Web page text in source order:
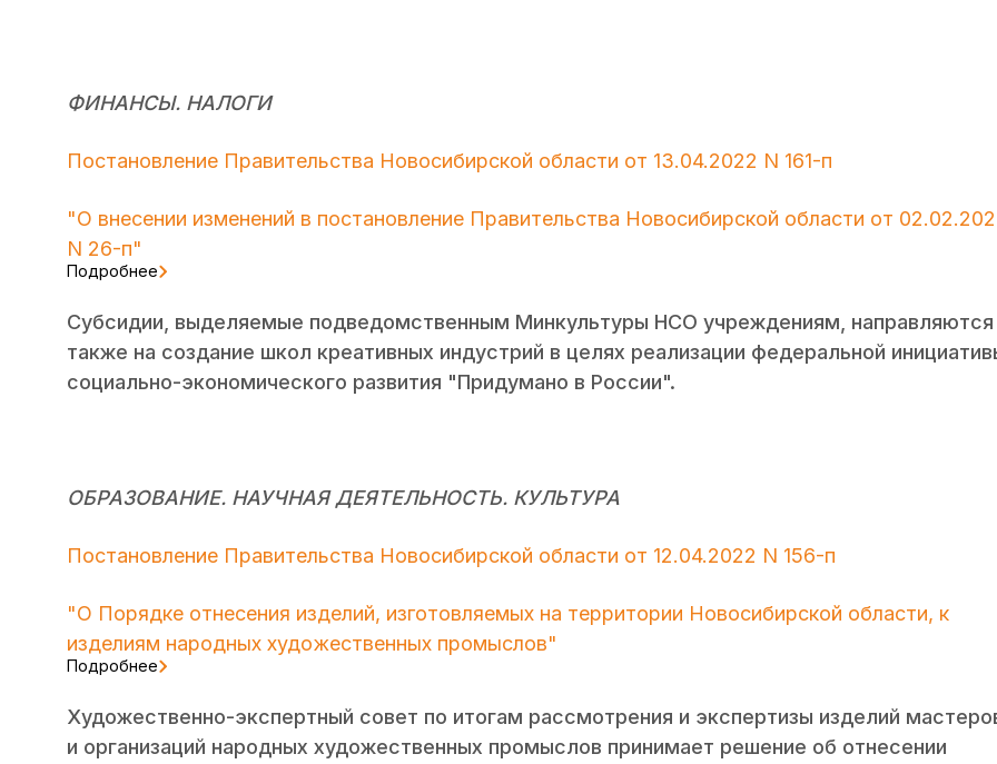
ФИНАНСЫ. НАЛОГИ
Постановление Правительства Новосибирской области от 13.04.2022 N 161-п
"О внесении изменений в постановление Правительства Новосибирской области от
N 26-п"
Подробнее
Субсидии, выделяемые подведомственным Минкультуры НСО учреждениям, направляются
также на создание школ креативных индустрий в целях реализации федеральной
социально-экономического развития "Придумано в России".
ОБРАЗОВАНИЕ. НАУЧНАЯ ДЕЯТЕЛЬНОСТЬ. КУЛЬТУРА
Постановление Правительства Новосибирской области от 12.04.2022 N 156-п
"О Порядке отнесения изделий, изготовляемых на территории Новосибирской области, к
изделиям народных художественных промыслов"
Подробнее
Художественно-экспертный совет по итогам рассмотрения и экспертизы изделий
и организаций народных художественных промыслов принимает решение об отнесении